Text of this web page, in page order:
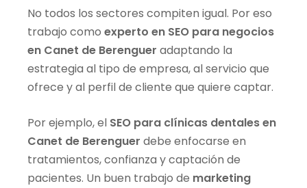
No todos los sectores compiten igual. Por eso
trabajo como experto en SEO para negocios
en Canet de Berenguer adaptando la
estrategia al tipo de empresa, al servicio que
ofrece y al perfil de cliente que quiere captar.
Por ejemplo, el SEO para clínicas dentales en
Canet de Berenguer debe enfocarse en
tratamientos, confianza y captación de
pacientes. Un buen trabajo de marketing